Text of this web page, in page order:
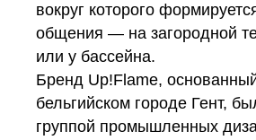
вокруг которого
общения — на загородной
или у бассейна.
Бренд Up!Flame,
бельгийском городе Гент,
группой промышленных